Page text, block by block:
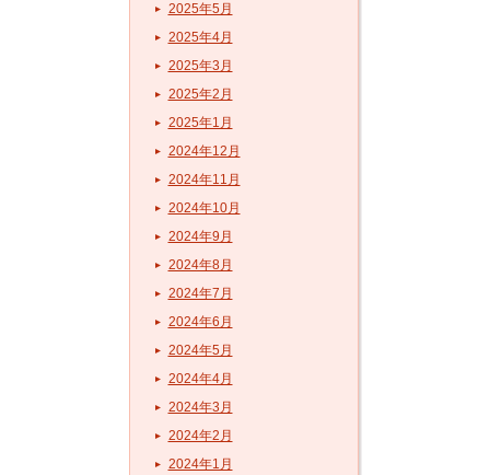
2025年5月
2025年4月
2025年3月
2025年2月
2025年1月
2024年12月
2024年11月
2024年10月
2024年9月
2024年8月
2024年7月
2024年6月
2024年5月
2024年4月
2024年3月
2024年2月
2024年1月